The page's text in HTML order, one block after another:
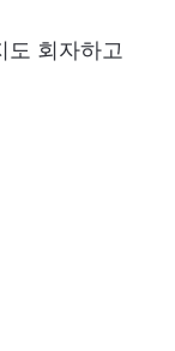
도 회자하고